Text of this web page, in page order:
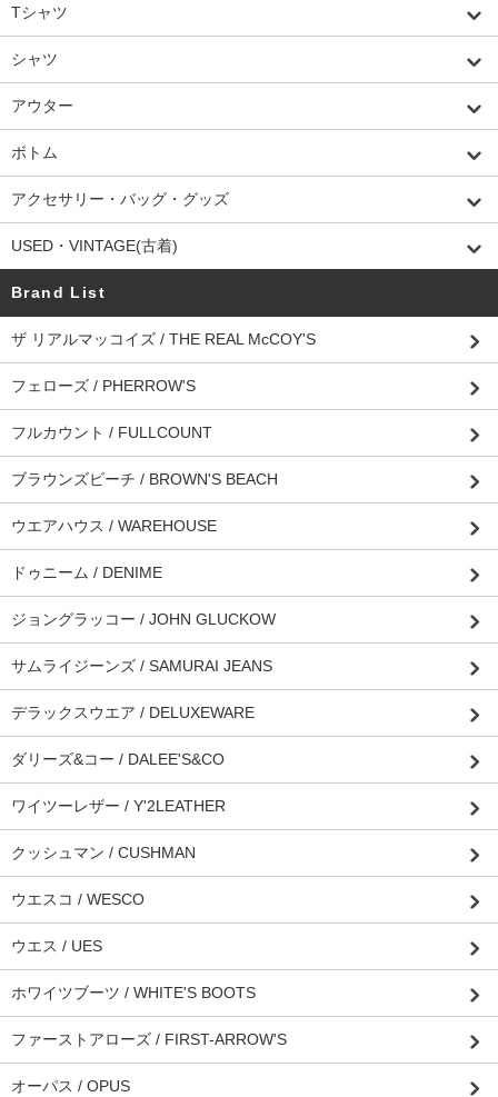
Tシャツ
シャツ
アウター
ボトム
アクセサリー・バッグ・グッズ
USED・VINTAGE(古着)
Brand List
ザ リアルマッコイズ / THE REAL McCOY'S
フェローズ / PHERROW'S
フルカウント / FULLCOUNT
ブラウンズビーチ / BROWN'S BEACH
ウエアハウス / WAREHOUSE
ドゥニーム / DENIME
ジョングラッコー / JOHN GLUCKOW
サムライジーンズ / SAMURAI JEANS
デラックスウエア / DELUXEWARE
ダリーズ&コー / DALEE'S&CO
ワイツーレザー / Y'2LEATHER
クッシュマン / CUSHMAN
ウエスコ / WESCO
ウエス / UES
ホワイツブーツ / WHITE'S BOOTS
ファーストアローズ / FIRST-ARROW'S
オーパス / OPUS